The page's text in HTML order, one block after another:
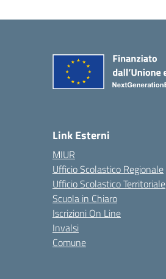
Link Esterni
MIUR
Ufficio Scolastico Regionale
Ufficio Scolastico Territoriale
Scuola in Chiaro
Iscrizioni On Line
Invalsi
Comune